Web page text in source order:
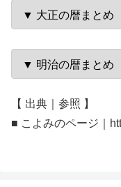
【 出典｜参照 】
■ こよみのページ｜